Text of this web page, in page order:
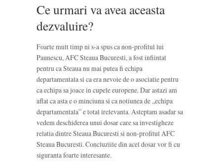
Ce urmari va avea aceasta
dezvaluire?
Foarte mult timp ni s-a spus ca non-profitul lui
Paunescu, AFC Steaua Bucuresti, a fost infiintat
pentru ca Steaua nu mai putea fi echipa
departamentala si ca era nevoie de o asociatie pentru
ca echipa sa joace in cupele europene. Dar astazi am
aflat ca asta e o minciuna si ca notiunea de „echipa
departamentala” e total irelevanta. Asteptam asadar sa
vedem deschiderea unui dosar care sa investigheze
relatia dintre Steaua Bucuresti si non-profitul AFC
Steaua Bucuresti. Concluziile din acel dosar vor fi cu
siguranta foarte interesante.